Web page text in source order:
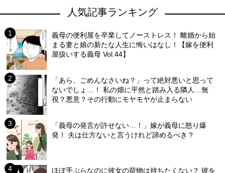
人気記事ランキング
義母の便利屋を卒業してノーストレス！ 離婚から始
まる妻と娘の新たな人生に悔いはなし！【嫁を便利
屋扱いする義母 Vol.44】
「あら、ごめんなさいね？」って絶対悪いと思って
ないでしょ…！ 私の畑に平然と踏み入る隣人…無
視？悪意？その行動にモヤモヤが止まらない
「義母の発言が許せない…！」嫁が義母に怒り爆
発！ 夫は仕方ないと言うけれど諦めるべき？
ほぼ手ぶらなのに彼女の荷物は持ちたくない？ 彼を